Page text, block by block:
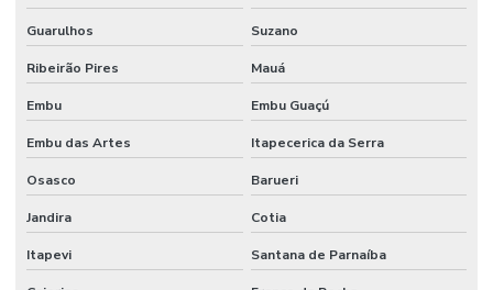
Fornecedores De Etiquetas Para Móveis Rs
Fornecedores De Etiquetas Removíveis
Fornecedores De Etiquetas Tag Para Roupas
Fornecedores De Etiquetas Térmicas Adesivas No Paraná
Fornecedores De Ribbon Cera Sul
Guarulhos Suzano
Ribeirão Pires Mauá
Embu Embu Guaçú
Embu das Artes Itapecerica da Serra
Osasco Barueri
Jandira Cotia
Itapevi Santana de Parnaíba